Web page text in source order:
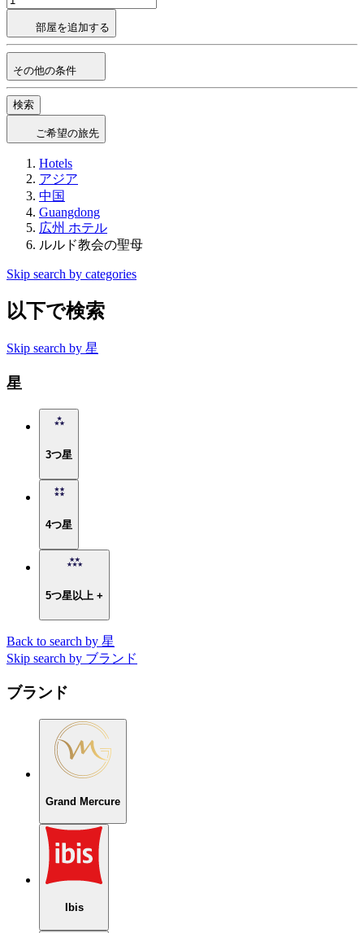
部屋を追加する
その他の条件
検索
ご希望の旅先
Hotels
アジア
中国
Guangdong
広州 ホテル
ルルド教会の聖母
Skip search by categories
以下で検索
Skip search by 星
星
3つ星
4つ星
5つ星以上 +
Back to search by 星
Skip search by ブランド
ブランド
Grand Mercure
Ibis